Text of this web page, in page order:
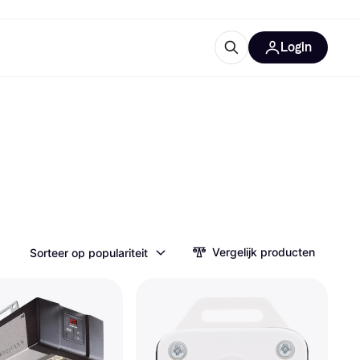
Login
Sorteer op populariteit Vergelijk producten